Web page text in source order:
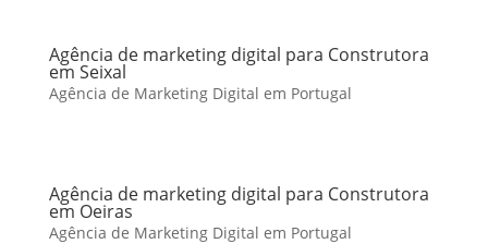
Agência de marketing digital para Construtora
em Seixal
Agência de Marketing Digital em Portugal
Agência de marketing digital para Construtora
em Oeiras
Agência de Marketing Digital em Portugal